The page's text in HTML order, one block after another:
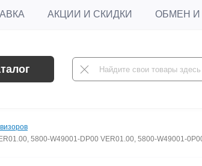
АКЦИИ И СКИДКИ ОБМЕН И
5800-W49001-DP00 VER01.00, 5800-W49001-